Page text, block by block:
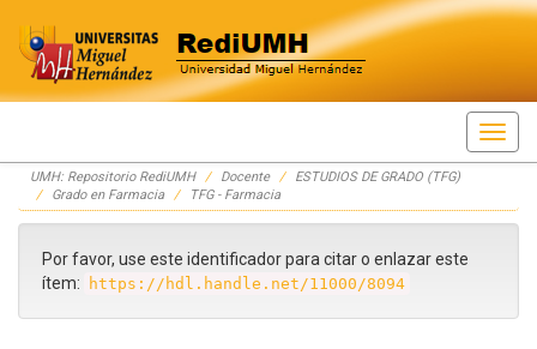
Skip
navigation
UMH: Repositorio RediUMH Docente
ESTUDIOS DE GRADO (TFG)
Grado en Farmacia
TFG - Farmacia
Por favor, use este identificador para citar o enlazar este
ítem:
https://hdl.handle.net/11000/8094